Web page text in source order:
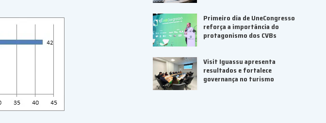
Primeiro dia de UneCongresso
reforça a importância do
protagonismo dos CVBs
Visit Iguassu apresenta
resultados e fortalece
governança no turismo